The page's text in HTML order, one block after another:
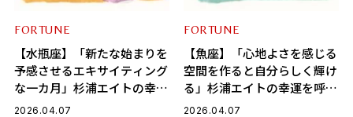
FORTUNE
【水瓶座】「新たな始まりを
予感させるエキサイティング
な一カ月」杉浦エイトの幸運
を呼ぶ12星座占い（4/7～
2026.04.07
FORTUNE
【魚座】「心地よさを感じる
空間を作ると自分らしく輝け
る」杉浦エイトの幸運を呼ぶ
12星座占い（4/7～5/6）
2026.04.07